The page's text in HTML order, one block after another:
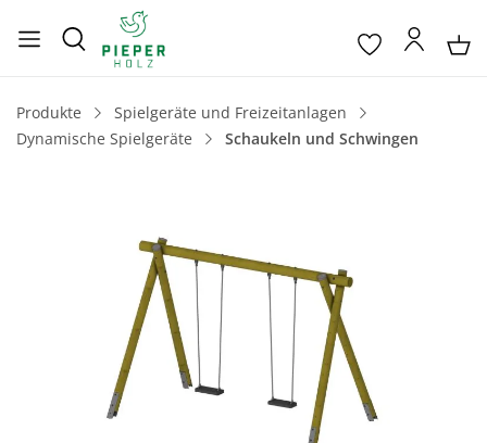
Produkte
Spielgeräte und Freizeitanlagen
Dynamische Spielgeräte
Schaukeln und Schwingen
Bildergalerie überspringen